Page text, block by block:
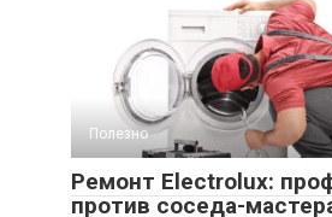
Полезно
Ремонт Electrolux:
против соседа-